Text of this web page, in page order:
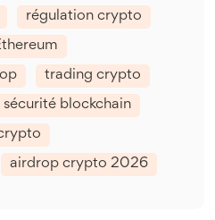
régulation crypto
trading crypto
sécurité blockchain
airdrop crypto 2026